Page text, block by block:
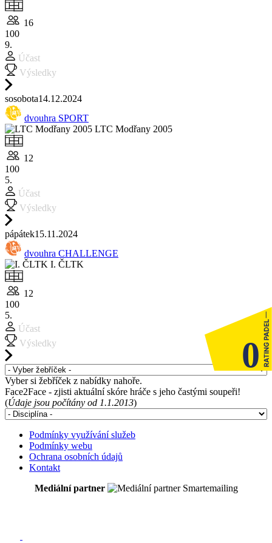
0
16
100
9.
Účast
Výsledky
sosobota14.12.2024
dvouhra SPORT
LTC Modřany 2005
12
100
5.
Účast
Výsledky
pápátek15.11.2024
dvouhra CHALLENGE
I. ČLTK
12
100
5.
Účast
Výsledky
Vyber si žebříček z nabídky nahoře.
Face2Face - zjisti aktuální skóre hráče s jeho častými soupeři!
(Údaje jsou počítány od 1.1.2013)
Podmínky využívání služeb
Podmínky webu
Ochrana osobních údajů
Kontakt
Mediální partner